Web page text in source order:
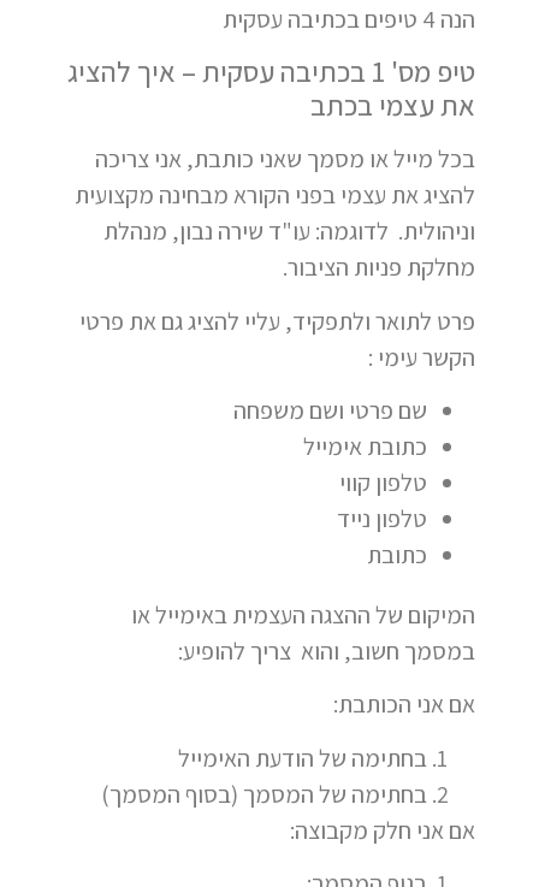
הנה 4 טיפים בכתיבה עסקית
טיפ מס' 1 בכתיבה עסקית – איך להציג
את עצמי בכתב
בכל מייל או מסמך שאני כותבת, אני צריכה
להציג את עצמי בפני הקורא מבחינה מקצועית
וניהולית. לדוגמה: עו"ד שירה נבון, מנהלת
מחלקת פניות הציבור.
פרט לתואר ולתפקיד, עליי להציג גם את פרטי
הקשר עימי :
שם פרטי ושם משפחה
כתובת אימייל
טלפון קווי
טלפון נייד
כתובת
המיקום של ההצגה העצמית באימייל או
במסמך חשוב, והוא צריך להופיע:
אם אני הכותבת:
בחתימה של הודעת האימייל
בחתימה של המסמך (בסוף המסמך)
אם אני חלק מקבוצה: